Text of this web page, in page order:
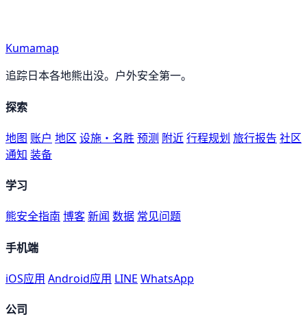
Kumamap
追踪日本各地熊出没。户外安全第一。
探索
地图 账户 地区 设施・名胜 预测 附近行程规划 旅行报告 社区
通知 装备
学习
熊安全指南 博客新闻 数据 常见问题
手机端
iOS应用 Android应用 LINE WhatsApp
公司